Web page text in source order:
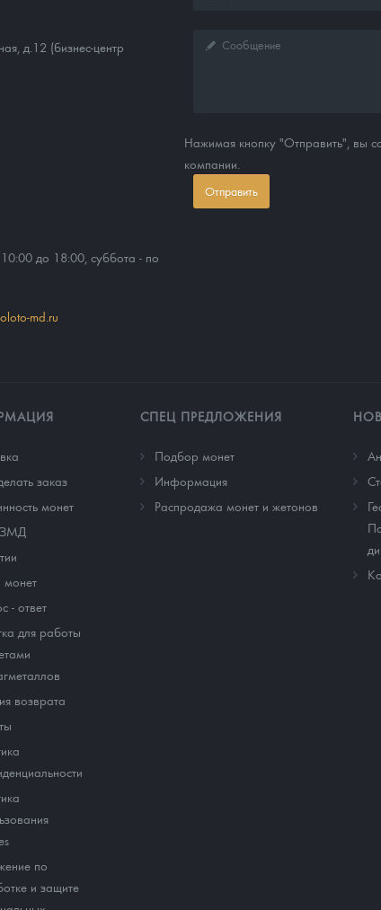
д.12 (бизнес-центр
до 18:00, суббота - по
md.ru
Нажимая кнопку "Отправить", вы
компании.
Отправить
заказ
монет
монет
- ответ
для работы
возврата
по
и защите
СПЕЦ ПРЕДЛОЖЕНИЯ
Подбор монет
Информация
Распродажа монет и жетонов